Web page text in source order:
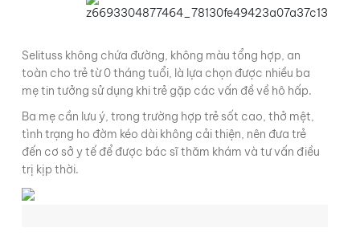
Selituss không chứa đường, không màu tổng hợp, an
toàn cho trẻ từ 0 tháng tuổi, là lựa chọn được nhiều ba
mẹ tin tưởng sử dụng khi trẻ gặp các vấn đề về hô hấp.
Ba mẹ cần lưu ý, trong trường hợp trẻ sốt cao, thở mệt,
tình trạng ho đờm kéo dài không cải thiện, nên đưa trẻ
đến cơ sở y tế để được bác sĩ thăm khám và tư vấn điều
trị kịp thời.